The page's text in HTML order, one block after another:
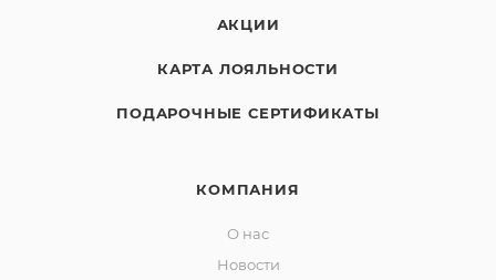
АКЦИИ
КАРТА ЛОЯЛЬНОСТИ
ПОДАРОЧНЫЕ СЕРТИФИКАТЫ
КОМПАНИЯ
О нас
Новости